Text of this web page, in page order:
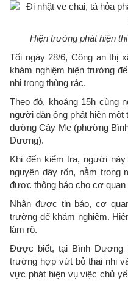
Hiện trường phát hiện
Tối ngày 28/6, Công an thị
khám nghiệm hiện trường
nhi trong thùng rác.
Theo đó, khoảng 15h cùng
người đàn ông phát hiện một
đường Cây Me (phường
Dương).
Khi đến kiểm tra, người
nguyên dây rốn, nằm trong
được thông báo cho cơ
Nhận được tin báo, cơ
trường để khám nghiệm.
làm rõ.
Được biết, tại Bình Dương
trường hợp vứt bỏ thai nhi
vực phát hiện vụ việc chủ